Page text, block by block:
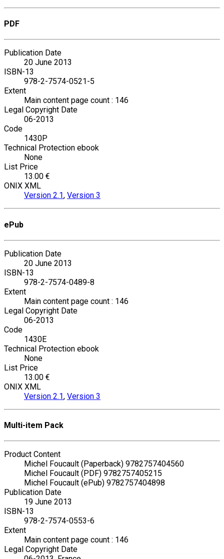
PDF
Publication Date
20 June 2013
ISBN-13
978-2-7574-0521-5
Extent
Main content page count : 146
Legal Copyright Date
06-2013
Code
1430P
Technical Protection ebook
None
List Price
13.00 €
ONIX XML
Version 2.1, Version 3
ePub
Publication Date
20 June 2013
ISBN-13
978-2-7574-0489-8
Extent
Main content page count : 146
Legal Copyright Date
06-2013
Code
1430E
Technical Protection ebook
None
List Price
13.00 €
ONIX XML
Version 2.1, Version 3
Multi-item Pack
Product Content
Michel Foucault (Paperback) 9782757404560
Michel Foucault (PDF) 9782757405215
Michel Foucault (ePub) 9782757404898
Publication Date
19 June 2013
ISBN-13
978-2-7574-0553-6
Extent
Main content page count : 146
Legal Copyright Date